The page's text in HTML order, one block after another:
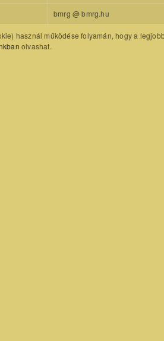
bmrg @ bmrg.hu
használ működése folyamán, hogy a
olvashat.